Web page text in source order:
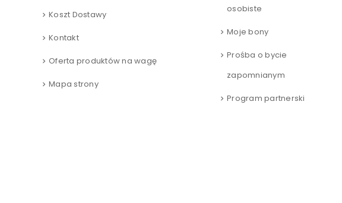
Koszt Dostawy
Kontakt
Oferta produktów na wagę
Mapa strony
osobiste
Moje bony
Prośba o bycie
zapomnianym
Program partnerski